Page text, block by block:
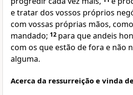
e tratar dos vossos próprios
com vossas próprias mãos,
mandado; 12 para que andeis
com os que estão de fora e não
alguma.
Acerca da ressurreição e vinda